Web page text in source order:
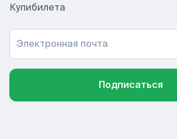
Купибилета
Электронная почта
Подписаться